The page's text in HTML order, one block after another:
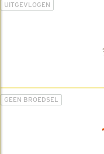
UITGEVLOGEN
GEEN BROEDSEL